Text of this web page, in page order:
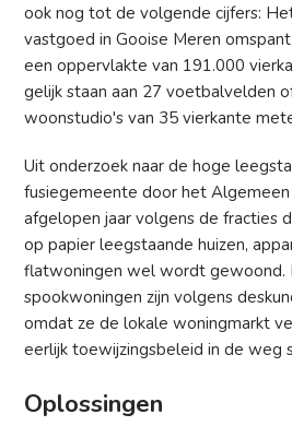
ook nog tot de volgende cijfers:
vastgoed in Gooise Meren
een oppervlakte van 191.000
gelijk staan aan 27 voetbalvelden
woonstudio's van 35 vierkante
Uit onderzoek naar de hoge
fusiegemeente door het
afgelopen jaar volgens de fracties
op papier leegstaande huizen,
flatwoningen wel wordt gewoond.
spookwoningen zijn volgens
omdat ze de lokale woningmarkt
eerlijk toewijzingsbeleid in de weg
Oplossingen